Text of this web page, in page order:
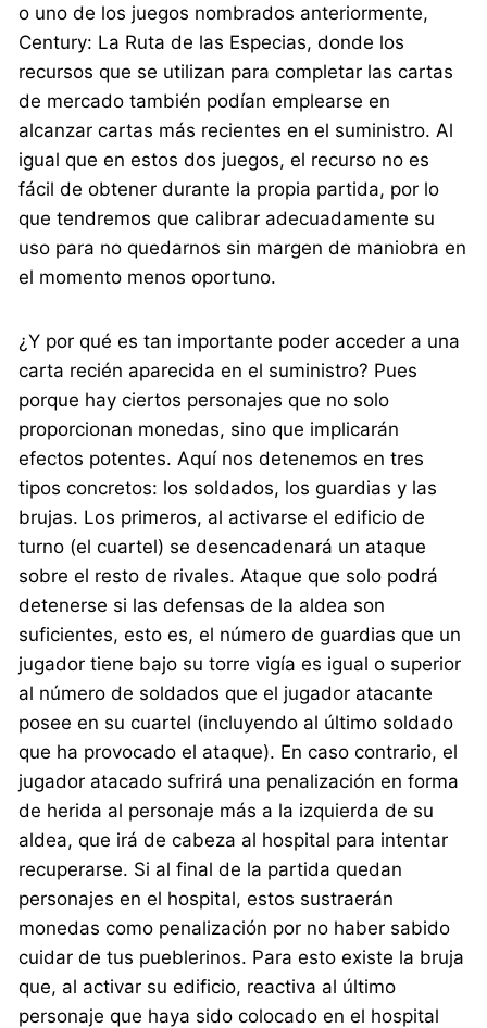
o uno de los juegos nombrados anteriormente,
Century: La Ruta de las Especias, donde los
recursos que se utilizan para completar las cartas
de mercado también podían emplearse en
alcanzar cartas más recientes en el suministro. Al
igual que en estos dos juegos, el recurso no es
fácil de obtener durante la propia partida, por lo
que tendremos que calibrar adecuadamente su
uso para no quedarnos sin margen de maniobra en
el momento menos oportuno.
¿Y por qué es tan importante poder acceder a una
carta recién aparecida en el suministro? Pues
porque hay ciertos personajes que no solo
proporcionan monedas, sino que implicarán
efectos potentes. Aquí nos detenemos en tres
tipos concretos: los soldados, los guardias y las
brujas. Los primeros, al activarse el edificio de
turno (el cuartel) se desencadenará un ataque
sobre el resto de rivales. Ataque que solo podrá
detenerse si las defensas de la aldea son
suficientes, esto es, el número de guardias que un
jugador tiene bajo su torre vigía es igual o superior
al número de soldados que el jugador atacante
posee en su cuartel (incluyendo al último soldado
que ha provocado el ataque). En caso contrario, el
jugador atacado sufrirá una penalización en forma
de herida al personaje más a la izquierda de su
aldea, que irá de cabeza al hospital para intentar
recuperarse. Si al final de la partida quedan
personajes en el hospital, estos sustraerán
monedas como penalización por no haber sabido
cuidar de tus pueblerinos. Para esto existe la bruja
que, al activar su edificio, reactiva al último
personaje que haya sido colocado en el hospital